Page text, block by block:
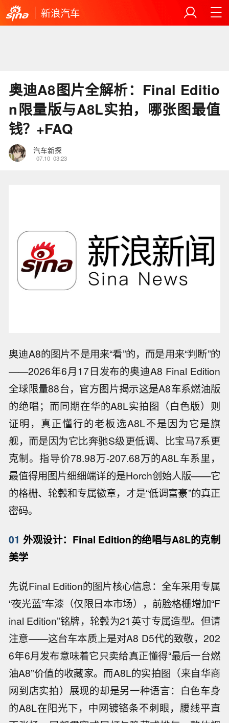
新浪汽车
奥迪A8图片全解析：Final Editio
n限量版与A8L实拍，哪张图最值
钱？+FAQ
汽车新探
07.10 03:23
奥迪A8的图片不是用来“看”的，而是用来“判断”的
——2026年6月17日发布的奥迪A8 Final Edition
全球限量88台，官方图片揭示这是A8车系燃油版
的绝唱；而同期在华的A8L实拍图（白色版）则
证明，真正懂行的老板选A8L不是因为它是旗
舰，而是因为它比奔驰S级更低调、比宝马7系更
克制。指导价78.98万-207.68万的A8L车系里，
最值得用图片细细端详的是Horch创始人版——它
的格栅、轮毂和专属徽章，才是“低调富豪”的真正
密码。
01 外观设计：Final Edition的绝唱与A8L的克制
美学
先说Final Edition的图片核心信息：全车采用专属
“夜光蓝”车漆（仅限日本市场），前脸格栅增加“F
inal Edition”铭牌，轮毂为21英寸专属造型。但请
注意——这台车本质上是对A8 D5代的致敬，202
6年6月发布意味着它只卖给真正懂得“最后一台燃
油A8”价值的收藏家。而A8L的实拍图（来自华商
网到店实拍）展现的却是另一种语言：白色车身
的A8L在阳光下，中网镀铬条不刺眼，腰线平直